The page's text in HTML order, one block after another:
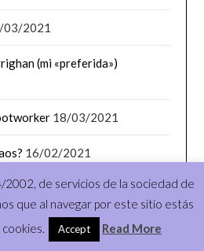
03/2021
(mi «preferida»)
18/03/2021
16/02/2021
Crone’s Apothecary»
el dinero30/11/2020
2002, de servicios de la sociedad de
que al navegar por este sitio estás
Accept Read More